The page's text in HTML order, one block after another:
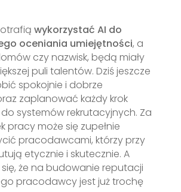
wykorzystać AI do
oceniania umiejętności, a
czy nazwisk, będą miały
puli talentów. Dziś jeszcze
spokojnie i dobrze
zaplanować każdy krok
systemów rekrutacyjnych. Za
pracy może się zupełnie
pracodawcami, którzy przy
etycznie i skutecznie. A
że na budowanie reputacji
pracodawcy jest już trochę